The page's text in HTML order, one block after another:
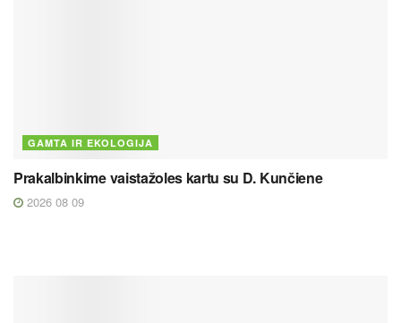
GAMTA IR EKOLOGIJA
Prakalbinkime vaistažoles kartu su D. Kunčiene
2026 08 09